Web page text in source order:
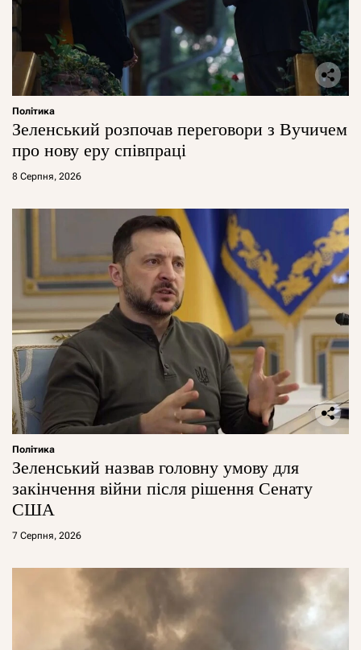
Політика
Зеленський розпочав переговори з Вучичем
про нову еру співпраці
8 Серпня, 2026
Політика
Зеленський назвав головну умову для
закінчення війни після рішення Сенату
США
7 Серпня, 2026